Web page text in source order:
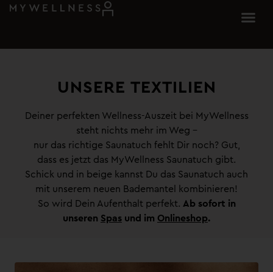
UNSERE TEXTILIEN​
Deiner perfekten Wellness-Auszeit bei MyWellness
steht nichts mehr im Weg –
nur das richtige Saunatuch fehlt Dir noch? Gut,
dass es jetzt das MyWellness Saunatuch gibt.
Schick und in beige kannst Du das Saunatuch auch
mit unserem neuen Bademantel kombinieren!
So wird Dein Aufenthalt perfekt. Ab sofort in
unseren Spas und im Onlineshop.